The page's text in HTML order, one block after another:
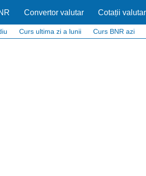
Convertor valutar Cotații
Curs ultima zi a lunii Curs BNR azi